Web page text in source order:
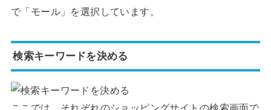
で「モール」を選択しています。
検索キーワードを決める
ここでは、それぞれのショッピングサイトの検索画面で